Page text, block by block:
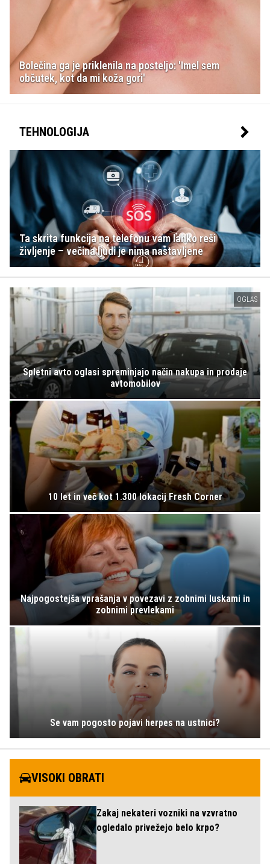
Bolečina ga je priklenila na posteljo: 'Imel sem
občutek, kot da mi koža gori'
TEHNOLOGIJA
Ta skrita funkcija na telefonu vam lahko reši
življenje – večina ljudi je nima nastavljene
OGLAS
Spletni avto oglasi spreminjajo način nakupa in prodaje
avtomobilov
10 let in več kot 1.300 lokacij Fresh Corner
Najpogostejša vprašanja v povezavi z zobnimi luskami in
zobnimi prevlekami
Se vam pogosto pojavi herpes na ustnici?
VISOKI OBRATI
Zakaj nekateri vozniki na vzvratno
ogledalo privežejo belo krpo?